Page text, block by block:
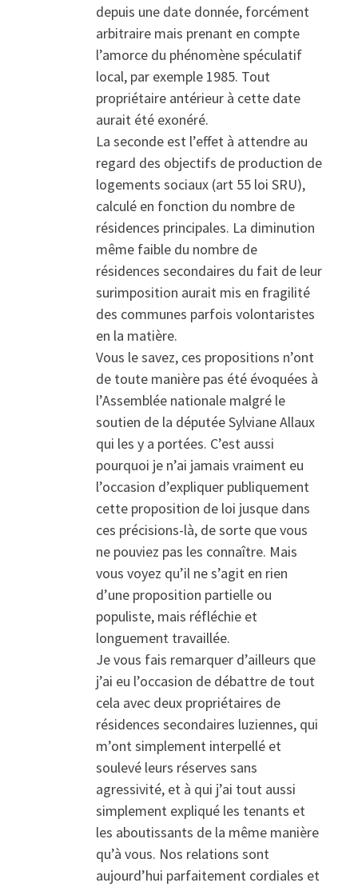
depuis une date donnée, forcément
arbitraire mais prenant en compte
l’amorce du phénomène spéculatif
local, par exemple 1985. Tout
propriétaire antérieur à cette date
aurait été exonéré.
La seconde est l’effet à attendre au
regard des objectifs de production de
logements sociaux (art 55 loi SRU),
calculé en fonction du nombre de
résidences principales. La diminution
même faible du nombre de
résidences secondaires du fait de leur
surimposition aurait mis en fragilité
des communes parfois volontaristes
en la matière.
Vous le savez, ces propositions n’ont
de toute manière pas été évoquées à
l’Assemblée nationale malgré le
soutien de la députée Sylviane Allaux
qui les y a portées. C’est aussi
pourquoi je n’ai jamais vraiment eu
l’occasion d’expliquer publiquement
cette proposition de loi jusque dans
ces précisions-là, de sorte que vous
ne pouviez pas les connaître. Mais
vous voyez qu’il ne s’agit en rien
d’une proposition partielle ou
populiste, mais réfléchie et
longuement travaillée.
Je vous fais remarquer d’ailleurs que
j’ai eu l’occasion de débattre de tout
cela avec deux propriétaires de
résidences secondaires luziennes, qui
m’ont simplement interpellé et
soulevé leurs réserves sans
agressivité, et à qui j’ai tout aussi
simplement expliqué les tenants et
les aboutissants de la même manière
qu’à vous. Nos relations sont
aujourd’hui parfaitement cordiales et